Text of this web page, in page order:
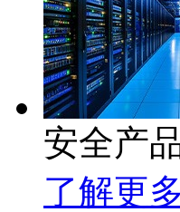
安全产
了解更多